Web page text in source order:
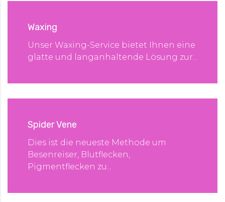
Waxing
Unser Waxing-Service bietet Ihnen eine
glatte und langanhaltende Lösung zur...
Spider Vene
Dies ist die neueste Methode um
Besenreiser, Blutflecken,
Pigmentflecken zu...